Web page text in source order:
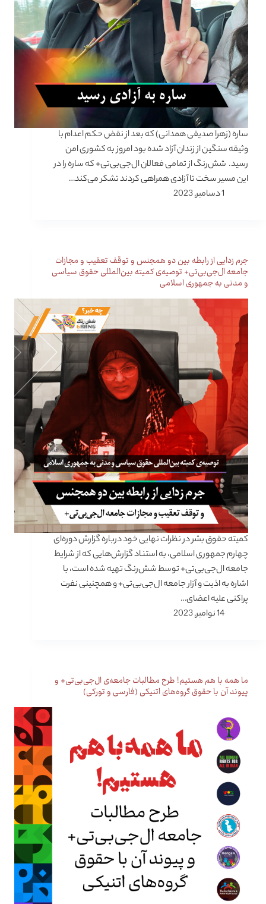
ساره (زهرا صدیقی همدانی) که بعد از نقض حکم اعدام با
وثیقه سنگین از زندان آزاد شده بود امروز به کشوری امن
رسید. شش‌رنگ از تمامی فعالان ال‌جی‌بی‌تی+ که ساره را در
این مسیر سخت تا آزادی همراهی کردند تشکر می‌کند…
1 دسامبر, 2023
جرم زدایی از رابطه بین دو همجنس و توقف تعقیب و مجازات
جامعه ال‌جی‌بی‌تی+ توصیه‌ی کمیته بین‌المللی حقوق سیاسی
و مدنی به جمهوری اسلامی
کمیته حقوق بشر در نظرات نهایی خود درباره گزارش دوره‌ای
چهارم جمهوری اسلامی، به استناد گزارش‌هایی که از شرایط
جامعه ال‌جی‌بی‌تی+ توسط شش‌رنگ تهیه شده است، با
اشاره به اذیت و آزار جامعه ال‌جی‌بی‌تی+ و همچنینی نفرت
پراکنی علیه اعضای…
14 نوامبر, 2023
ما همه با هم هستیم! طرح مطالبات جامعه‌ی ال‌جی‌بی‌تی+ و
پیوند آن با حقوق گروه‌های اتنیکی (فارسی و تورکی)